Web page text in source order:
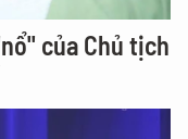
của Chủ tịch